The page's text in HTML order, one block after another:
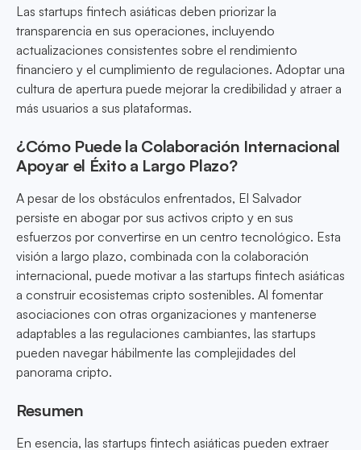
Las startups fintech asiáticas deben priorizar la
transparencia en sus operaciones, incluyendo
actualizaciones consistentes sobre el rendimiento
financiero y el cumplimiento de regulaciones. Adoptar una
cultura de apertura puede mejorar la credibilidad y atraer a
más usuarios a sus plataformas.
¿Cómo Puede la Colaboración Internacional
Apoyar el Éxito a Largo Plazo?
A pesar de los obstáculos enfrentados, El Salvador
persiste en abogar por sus activos cripto y en sus
esfuerzos por convertirse en un centro tecnológico. Esta
visión a largo plazo, combinada con la colaboración
internacional, puede motivar a las startups fintech asiáticas
a construir ecosistemas cripto sostenibles. Al fomentar
asociaciones con otras organizaciones y mantenerse
adaptables a las regulaciones cambiantes, las startups
pueden navegar hábilmente las complejidades del
panorama cripto.
Resumen
En esencia, las startups fintech asiáticas pueden extraer